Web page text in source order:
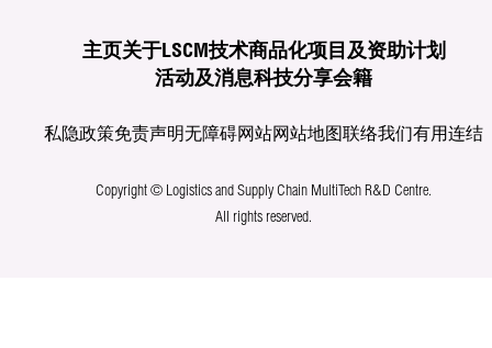
主页关于LSCM技术商品化项目及资助计划
活动及消息科技分享会籍
私隐政策免责声明无障碍网站网站地图联络我们有用连结
Copyright © Logistics and Supply Chain MultiTech R&D Centre.
All rights reserved.